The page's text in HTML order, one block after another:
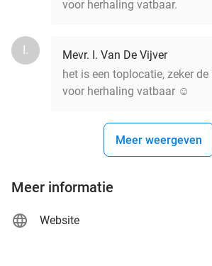
voor herhaling vatbaar.
I.
Mevr. I. Van De Vijver
het is een toplocatie, zeker
voor herhaling vatbaar ☺️
Meer weergeven
Meer informatie
Website